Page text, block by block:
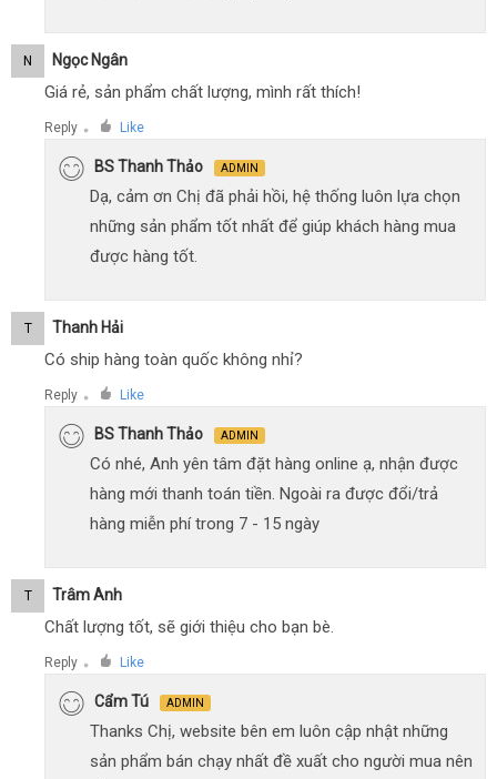
N Ngọc Ngân
Giá rẻ, sản phẩm chất lượng, mình rất thích!
Reply ● Like
BS Thanh Thảo ADMIN
Dạ, cảm ơn Chị đã phải hồi, hệ thống luôn lựa chọn
những sản phẩm tốt nhất để giúp khách hàng mua
được hàng tốt.
T Thanh Hải
Có ship hàng toàn quốc không nhỉ?
Reply ● Like
BS Thanh Thảo ADMIN
Có nhé, Anh yên tâm đặt hàng online ạ, nhận được
hàng mới thanh toán tiền. Ngoài ra được đổi/trả
hàng miễn phí trong 7 - 15 ngày
T Trâm Anh
Chất lượng tốt, sẽ giới thiệu cho bạn bè.
Reply ● Like
Cẩm Tú ADMIN
Thanks Chị, website bên em luôn cập nhật những
sản phẩm bán chạy nhất đề xuất cho người mua nên